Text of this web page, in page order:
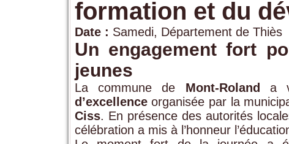
formation et du
Date : Samedi, Département de Thiès
Un engagement fort
jeunes
La commune de Mont-Roland a
d’excellenceorganisée par la
Ciss. En présence des autorités
célébration a mis à l’honneur